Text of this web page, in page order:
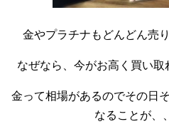
金やプラチナもどんどん売
なぜなら、今がお高く買い取
金って相場があるのでその日
なることが、